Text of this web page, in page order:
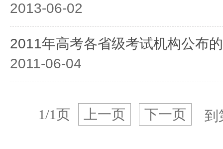
2013-06-02
2011年高考各省级考试机构公布
2011-06-04
1/1页 上一页 下一页 到